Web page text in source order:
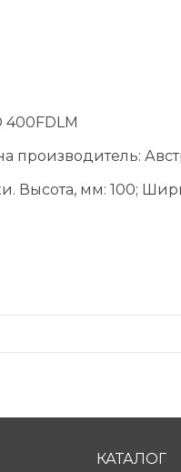
производитель:
Высота, мм: 100;
КАТАЛОГ